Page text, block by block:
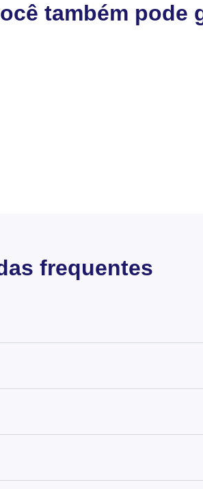
também pode
frequentes